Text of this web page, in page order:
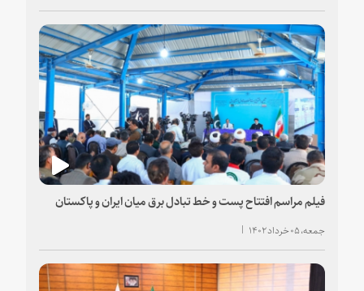
فیلم مراسم افتتاح پست و خط تبادل برق میان ایران و پاکستان
جمعه، ۰۵ خرداد ۱۴۰۲